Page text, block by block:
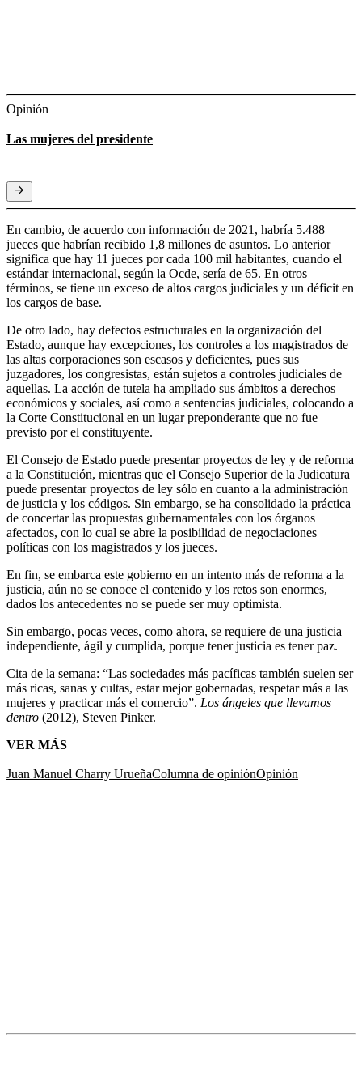
Opinión
Las mujeres del presidente
En cambio, de acuerdo con información de 2021, habría 5.488
jueces que habrían recibido 1,8 millones de asuntos. Lo anterior
significa que hay 11 jueces por cada 100 mil habitantes, cuando el
estándar internacional, según la Ocde, sería de 65. En otros
términos, se tiene un exceso de altos cargos judiciales y un déficit en
los cargos de base.
De otro lado, hay defectos estructurales en la organización del
Estado, aunque hay excepciones, los controles a los magistrados de
las altas corporaciones son escasos y deficientes, pues sus
juzgadores, los congresistas, están sujetos a controles judiciales de
aquellas. La acción de tutela ha ampliado sus ámbitos a derechos
económicos y sociales, así como a sentencias judiciales, colocando a
la Corte Constitucional en un lugar preponderante que no fue
previsto por el constituyente.
El Consejo de Estado puede presentar proyectos de ley y de reforma
a la Constitución, mientras que el Consejo Superior de la Judicatura
puede presentar proyectos de ley sólo en cuanto a la administración
de justicia y los códigos. Sin embargo, se ha consolidado la práctica
de concertar las propuestas gubernamentales con los órganos
afectados, con lo cual se abre la posibilidad de negociaciones
políticas con los magistrados y los jueces.
En fin, se embarca este gobierno en un intento más de reforma a la
justicia, aún no se conoce el contenido y los retos son enormes,
dados los antecedentes no se puede ser muy optimista.
Sin embargo, pocas veces, como ahora, se requiere de una justicia
independiente, ágil y cumplida, porque tener justicia es tener paz.
Cita de la semana: “Las sociedades más pacíficas también suelen ser
más ricas, sanas y cultas, estar mejor gobernadas, respetar más a las
mujeres y practicar más el comercio”. Los ángeles que llevamos
dentro (2012), Steven Pinker.
VER MÁS
Juan Manuel Charry UrueñaColumna de opiniónOpinión